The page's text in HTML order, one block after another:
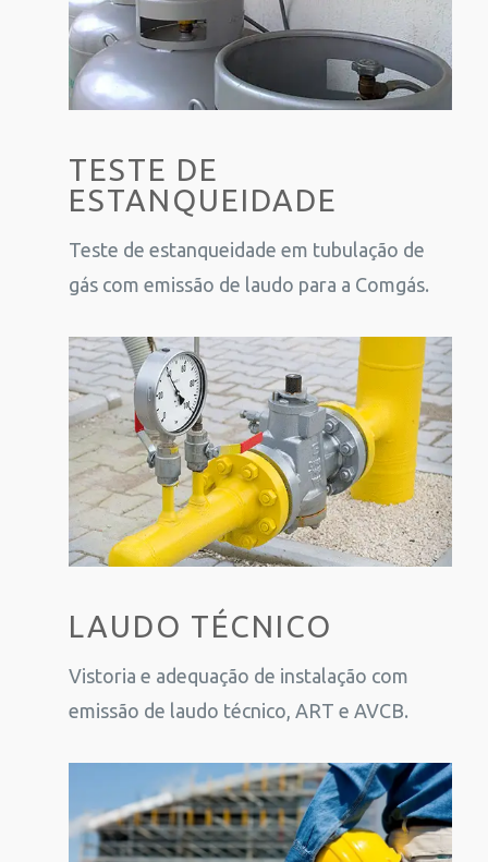
TESTE DE
ESTANQUEIDADE
Teste de estanqueidade em tubulação de
gás com emissão de laudo para a Comgás.
LAUDO TÉCNICO
Vistoria e adequação de instalação com
emissão de laudo técnico, ART e AVCB.